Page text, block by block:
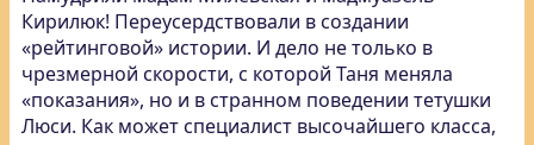
Кирилюк! Переусердствовали в создании
«рейтинговой» истории. И дело не только в
чрезмерной скорости, с которой Таня меняла
«показания», но и в странном поведении тетушки
Люси. Как может специалист высочайшего класса,